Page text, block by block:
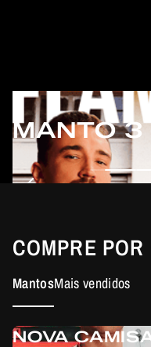
MANTO 3
COMPRE POR
MantosMais vendidos
NOVA